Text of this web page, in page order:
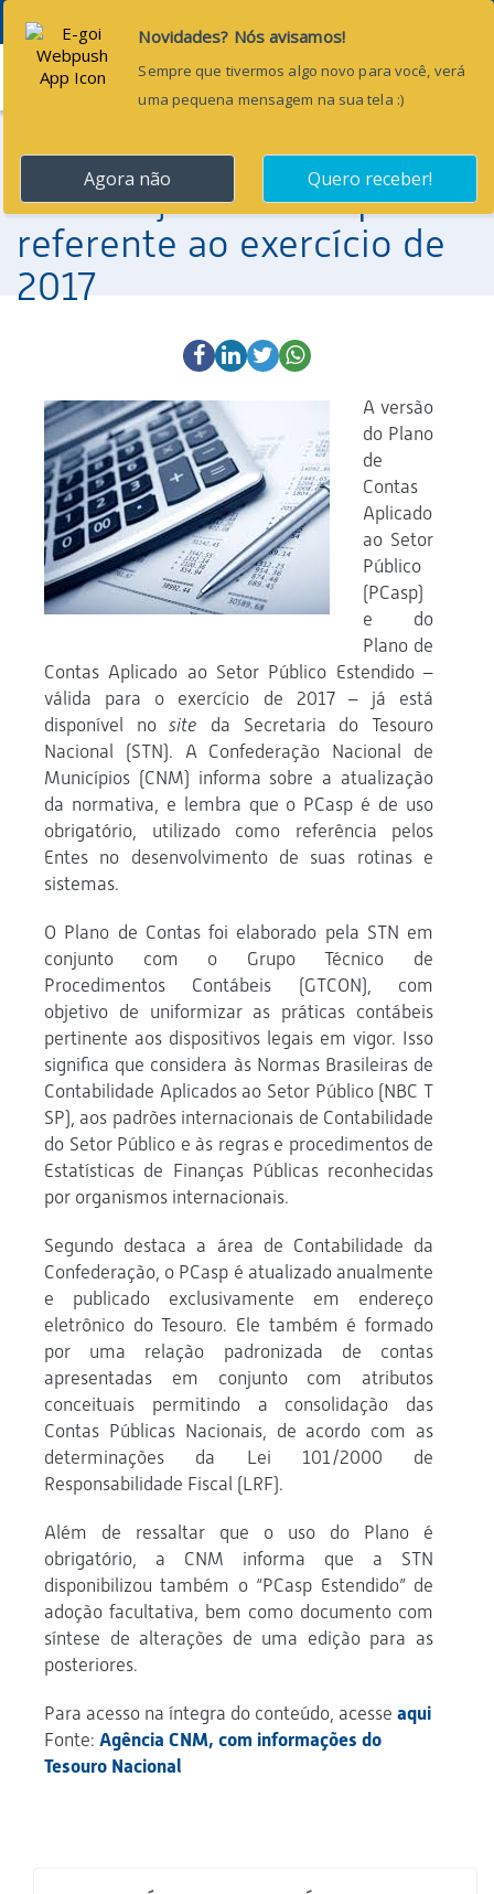
Menu
16 de agosto de 2016
Tesouro disponibiliza
atualização do PCasp
referente ao exercício de
2017
A versão
do Plano
de
Contas
Aplicado
ao Setor
Público
(PCasp)
e do
Plano de
Contas Aplicado ao Setor Público Estendido –
válida para o exercício de 2017 – já está
disponível nosite da Secretaria do Tesouro
Nacional (STN). A Confederação Nacional de
Municípios (CNM) informa sobre a atualização
da normativa, e lembra que o PCasp é de uso
obrigatório, utilizado como referência pelos
Entes no desenvolvimento de suas rotinas e
sistemas.
O Plano de Contas foi elaborado pela STN em
conjunto com o Grupo Técnico de
Procedimentos Contábeis (GTCON), com
objetivo de uniformizar as práticas contábeis
pertinente aos dispositivos legais em vigor. Isso
significa que considera às Normas Brasileiras de
Contabilidade Aplicados ao Setor Público (NBC T
SP), aos padrões internacionais de Contabilidade
do Setor Público e às regras e procedimentos de
Estatísticas de Finanças Públicas reconhecidas
por organismos internacionais.
Segundo destaca a área de Contabilidade da
Confederação, o PCasp é atualizado anualmente
e publicado exclusivamente em endereço
eletrônico do Tesouro. Ele também é formado
por uma relação padronizada de contas
apresentadas em conjunto com atributos
conceituais permitindo a consolidação das
Contas Públicas Nacionais, de acordo com as
determinações da Lei 101/2000 de
Responsabilidade Fiscal (LRF).
Além de ressaltar que o uso do Plano é
obrigatório, a CNM informa que a STN
disponibilizou também o “PCasp Estendido” de
adoção facultativa, bem como documento com
síntese de alterações de uma edição para as
posteriores.
Para acesso na íntegra do conteúdo, acesse aqui
Fonte: Agência CNM, com informações do
Tesouro Nacional